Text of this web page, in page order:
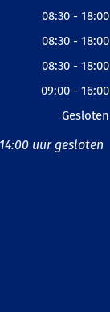
08:30 - 18:00
08:30 - 18:00
08:30 - 18:00
09:00 - 16:00
Gesloten
uur gesloten